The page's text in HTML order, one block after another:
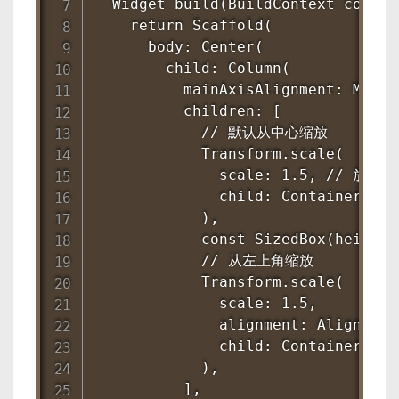
Widget build(BuildContext
    return Scaffold(
      body: Center(
        child: Column(
mainAxisAlignment:
          children: [
            // 默认从中心缩放
            Transform.scale(
scale: 1.5, // 放大
child:
            ),
const
            // 从左上角缩放
            Transform.scale(
              scale: 1.5,
alignment:
child:
            ),
          ],